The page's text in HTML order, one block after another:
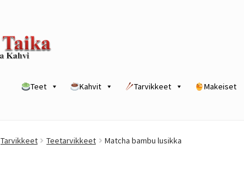
Teet Kahvit Tarvikkeet Makeiset
Tarvikkeet Teetarvikkeet Matcha bambu lusikka